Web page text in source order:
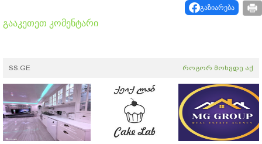
გაზიარება
გააკეთეთ კომენტარი
SS.GE როგორ მოხვდე აქ